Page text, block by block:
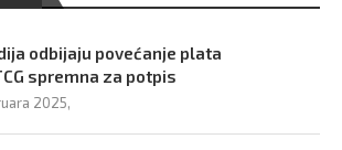
odbijaju povećanje plata
spremna za potpis
2025,